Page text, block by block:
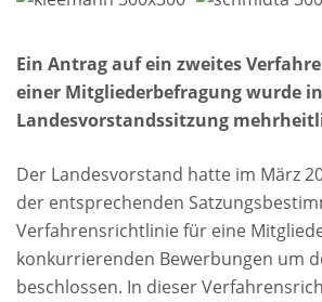
Ein Antrag auf ein zweites
einer Mitgliederbefragung wurde
Landesvorstandssitzung
Der Landesvorstand hatte im März
der entsprechenden
Verfahrensrichtlinie für eine
konkurrierenden Bewerbungen um
beschlossen. In dieser